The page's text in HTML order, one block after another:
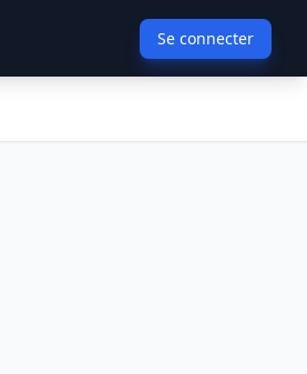
Se connecter